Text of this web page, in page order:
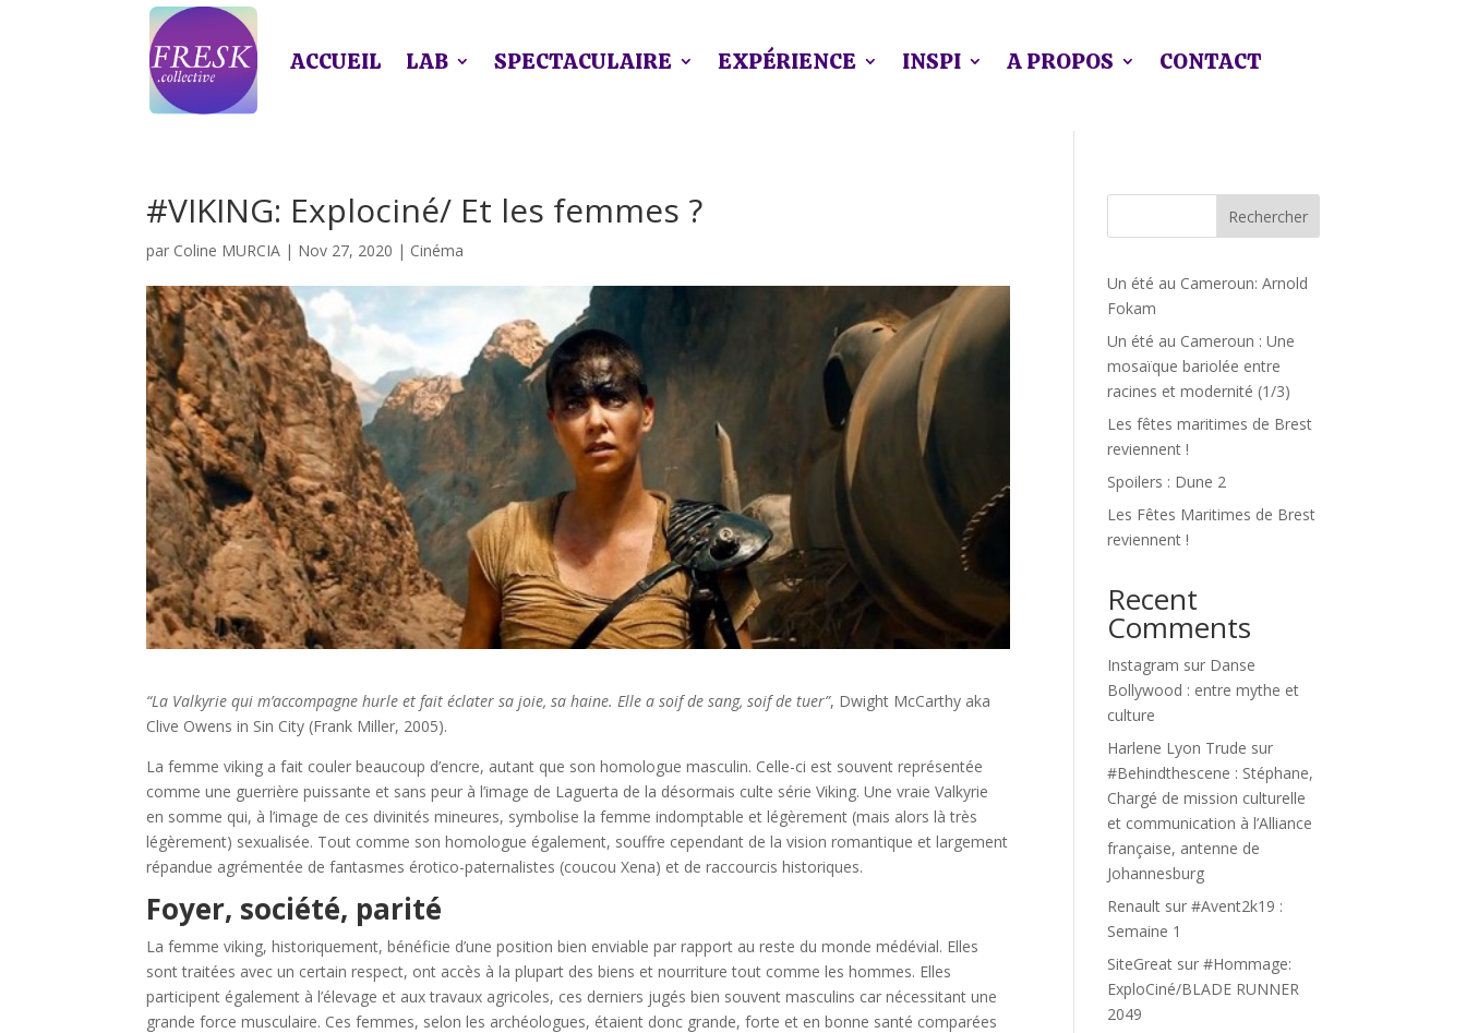
ACCUEIL LAB SPECTACULAIRE EXPÉRIENCE INSPI A PROPOS CONTACT
#VIKING: Explociné/ Et les femmes ?
par Coline MURCIA | Nov 27, 2020 | Cinéma
“La Valkyrie qui m’accompagne hurle et fait éclater sa joie, sa haine. Elle a soif de sang, soif de tuer”, Dwight McCarthy aka
Clive Owens in Sin City (Frank Miller, 2005).
La femme viking a fait couler beaucoup d’encre, autant que son homologue masculin. Celle-ci est souvent représentée
comme une guerrière puissante et sans peur à l’image de Laguerta de la désormais culte série Viking. Une vraie Valkyrie
en somme qui, à l’image de ces divinités mineures, symbolise la femme indomptable et légèrement (mais alors là très
légèrement) sexualisée. Tout comme son homologue également, souffre cependant de la vision romantique et largement
répandue agrémentée de fantasmes érotico-paternalistes (coucou Xena) et de raccourcis historiques.
Foyer, société, parité
La femme viking, historiquement, bénéficie d’une position bien enviable par rapport au reste du monde médévial. Elles
sont traitées avec un certain respect, ont accès à la plupart des biens et nourriture tout comme les hommes. Elles
participent également à l’élevage et aux travaux agricoles, ces derniers jugés bien souvent masculins car nécessitant une
grande force musculaire. Ces femmes, selon les archéologues, étaient donc grande, forte et en bonne santé comparées
Rechercher
Un été au Cameroun: Arnold
Fokam
Un été au Cameroun : Une
mosaïque bariolée entre
racines et modernité (1/3)
Les fêtes maritimes de Brest
reviennent !
Spoilers : Dune 2
Les Fêtes Maritimes de Brest
reviennent !
Recent
Comments
Instagram sur Danse
Bollywood : entre mythe et
culture
Harlene Lyon Trude sur
#Behindthescene : Stéphane,
Chargé de mission culturelle
et communication à l’Alliance
française, antenne de
Johannesburg
Renault sur#Avent2k19 :
Semaine 1
SiteGreat sur#Hommage:
ExploCiné/BLADE RUNNER
2049